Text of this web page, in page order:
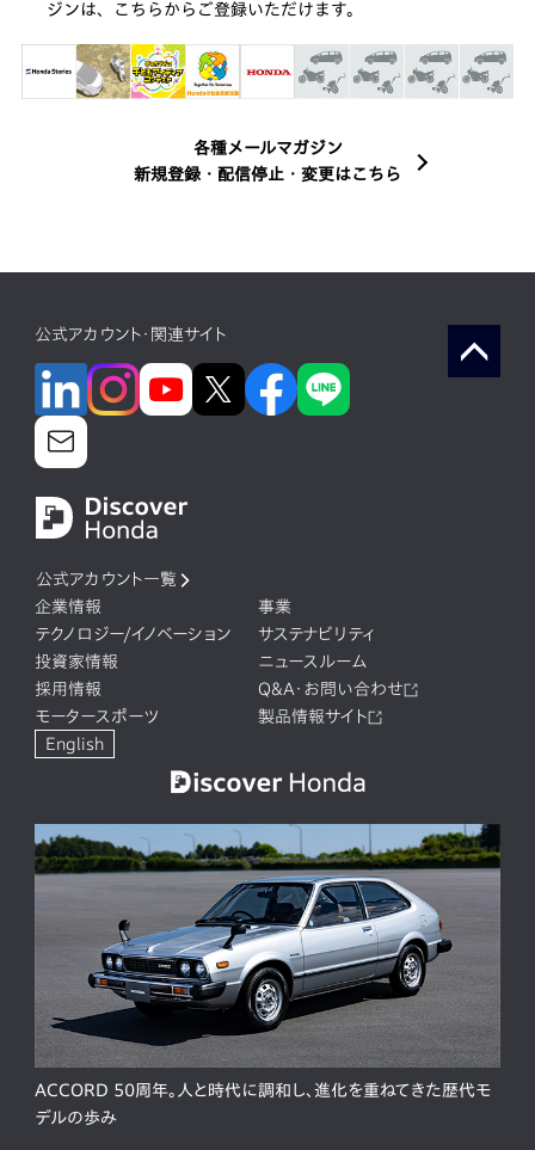
ジンは、こちらからご登録いただけます。
各種メールマガジン
新規登録・配信停止・変更はこちら
公式アカウント・関連サイト
公式アカウント一覧
企業情報
事業
テクノロジー/イノベーション
サステナビリティ
投資家情報
ニュースルーム
採用情報
Q&A・お問い合わせ
モータースポーツ
製品情報サイト
English
ACCORD 50周年。人と時代に調和し、進化を重ねてきた歴代モ
デルの歩み